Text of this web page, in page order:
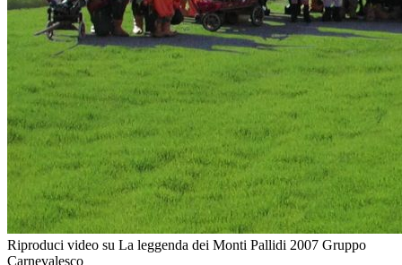
Riproduci video su La leggenda dei Monti Pallidi 2007 Gruppo
Carnevalesco